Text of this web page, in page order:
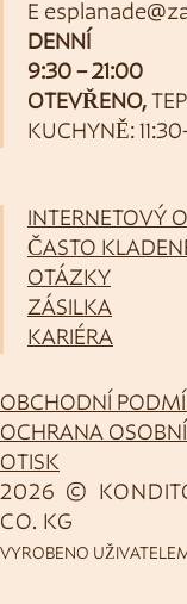
E
DENNÍ
9:30 – 21:00
OTEVŘENO,
KUCHYNĚ:
INTERNETOVÝ
ČASTO
OTÁZKY
ZÁSILKA
KARIÉRA
2026 ©
CO. KG
OBCHODNÍ
OCHRANA
OTISK
VYROBENO